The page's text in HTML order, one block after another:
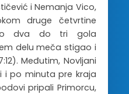
i Nemanja Vico,
druge četvrtine
dva do tri gola
delu meča stigao i
Međutim, Novljani
i po minuta pre kraja
pripali Primorcu,